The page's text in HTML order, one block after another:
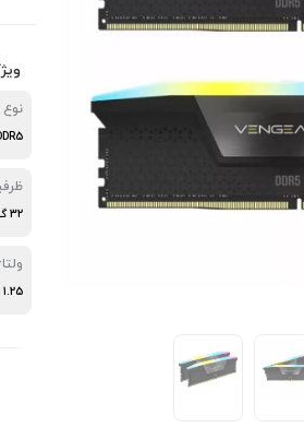
32 گیگابایت
1.25 ولت